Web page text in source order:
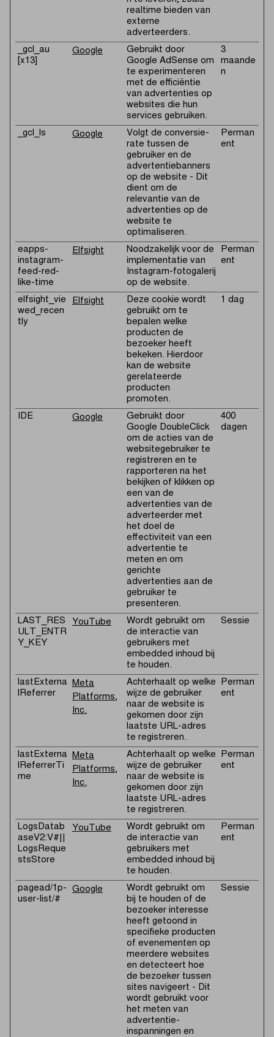
realtime bieden van
externe
adverteerders.
_gcl_au
[x13]
Google
Gebruikt door
Google AdSense om
te experimenteren
met de efficiëntie
van advertenties op
websites die hun
services gebruiken.
3
maande
n
_gcl_ls Google
Volgt de conversie-
rate tussen de
gebruiker en de
advertentiebanners
op de website - Dit
dient om de
relevantie van de
advertenties op de
website te
optimaliseren.
Perman
ent
eapps-
instagram-
feed-red-
like-time
Elfsight
Noodzakelijk voor de
implementatie van
Instagram-fotogalerij
op de website.
Perman
ent
elfsight_vie
wed_recen
tly
Elfsight
Deze cookie wordt
gebruikt om te
bepalen welke
producten de
bezoeker heeft
bekeken. Hierdoor
kan de website
gerelateerde
producten
promoten.
1 dag
IDE Google
Gebruikt door
Google DoubleClick
om de acties van de
websitegebruiker te
registreren en te
rapporteren na het
bekijken of klikken op
een van de
advertenties van de
adverteerder met
het doel de
effectiviteit van een
advertentie te
meten en om
gerichte
advertenties aan de
gebruiker te
presenteren.
400
dagen
LAST_RES
ULT_ENTR
Y_KEY
YouTube
Wordt gebruikt om
de interactie van
gebruikers met
embedded inhoud bij
te houden.
Sessie
lastExterna
lReferrer
Meta
Platforms,
Inc.
Achterhaalt op welke
wijze de gebruiker
naar de website is
gekomen door zijn
laatste URL-adres
te registreren.
Perman
ent
lastExterna
lReferrerTi
me
Meta
Platforms,
Inc.
Achterhaalt op welke
wijze de gebruiker
naar de website is
gekomen door zijn
laatste URL-adres
te registreren.
Perman
ent
LogsDatab
aseV2:V#||
LogsReque
stsStore
YouTube
Wordt gebruikt om
de interactie van
gebruikers met
embedded inhoud bij
te houden.
Perman
ent
pagead/1p-
user-list/#
Google
Wordt gebruikt om
bij te houden of de
bezoeker interesse
heeft getoond in
specifieke producten
of evenementen op
meerdere websites
en detecteert hoe
de bezoeker tussen
sites navigeert - Dit
wordt gebruikt voor
het meten van
advertentie-
inspanningen en
Sessie